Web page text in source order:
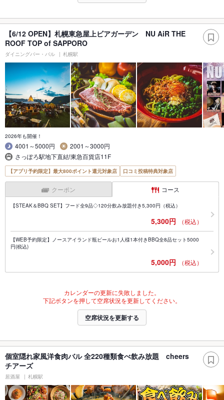
【6/12 OPEN】札幌東急屋上ビアガーデン NU AiR THE
ROOF TOP of SAPPORO
ダイニングバー・バル 札幌駅
2026年も開催！
4001～5000円
2001～3000円
さっぽろ駅地下直結!東急百貨店11F
【アプリ予約限定】最大800ポイント還元対象店 口コミ投稿特典対象店
クーポン コース
【STEAK＆BBQ SET】フード全9品◇120分飲み放題付き5,300円（税込）
5,300円 （税込）
【WEB予約限定】ノースアイランド瓶ビールお1人様1本付きBBQ全8品セット5000
円(税込)
5,000円 （税込）
カレンダーの更新に失敗しました。
下記ボタンを押して空席状況を更新してください。
空席状況を更新する
個室隠れ家風洋食肉バル 全220種類食べ飲み放題 cheers
チアーズ
居酒屋 札幌駅